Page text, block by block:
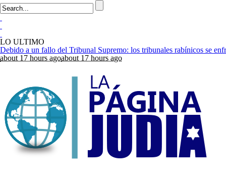
LO ULTIMO
about 17 hours agoabout 17 hours ago